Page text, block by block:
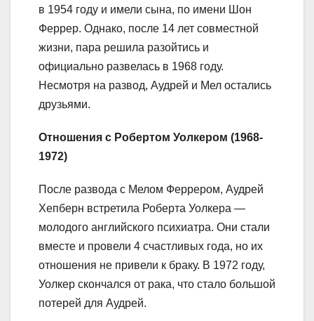
в 1954 году и имели сына, по имени Шон
Феррер. Однако, после 14 лет совместной
жизни, пара решила разойтись и
официально развелась в 1968 году.
Несмотря на развод, Аудрей и Мел остались
друзьями.
Отношения с Робертом Уолкером (1968-
1972)
После развода с Мелом Феррером, Аудрей
Хепберн встретила Роберта Уолкера —
молодого английского психиатра. Они стали
вместе и провели 4 счастливых года, но их
отношения не привели к браку. В 1972 году,
Уолкер скончался от рака, что стало большой
потерей для Аудрей.